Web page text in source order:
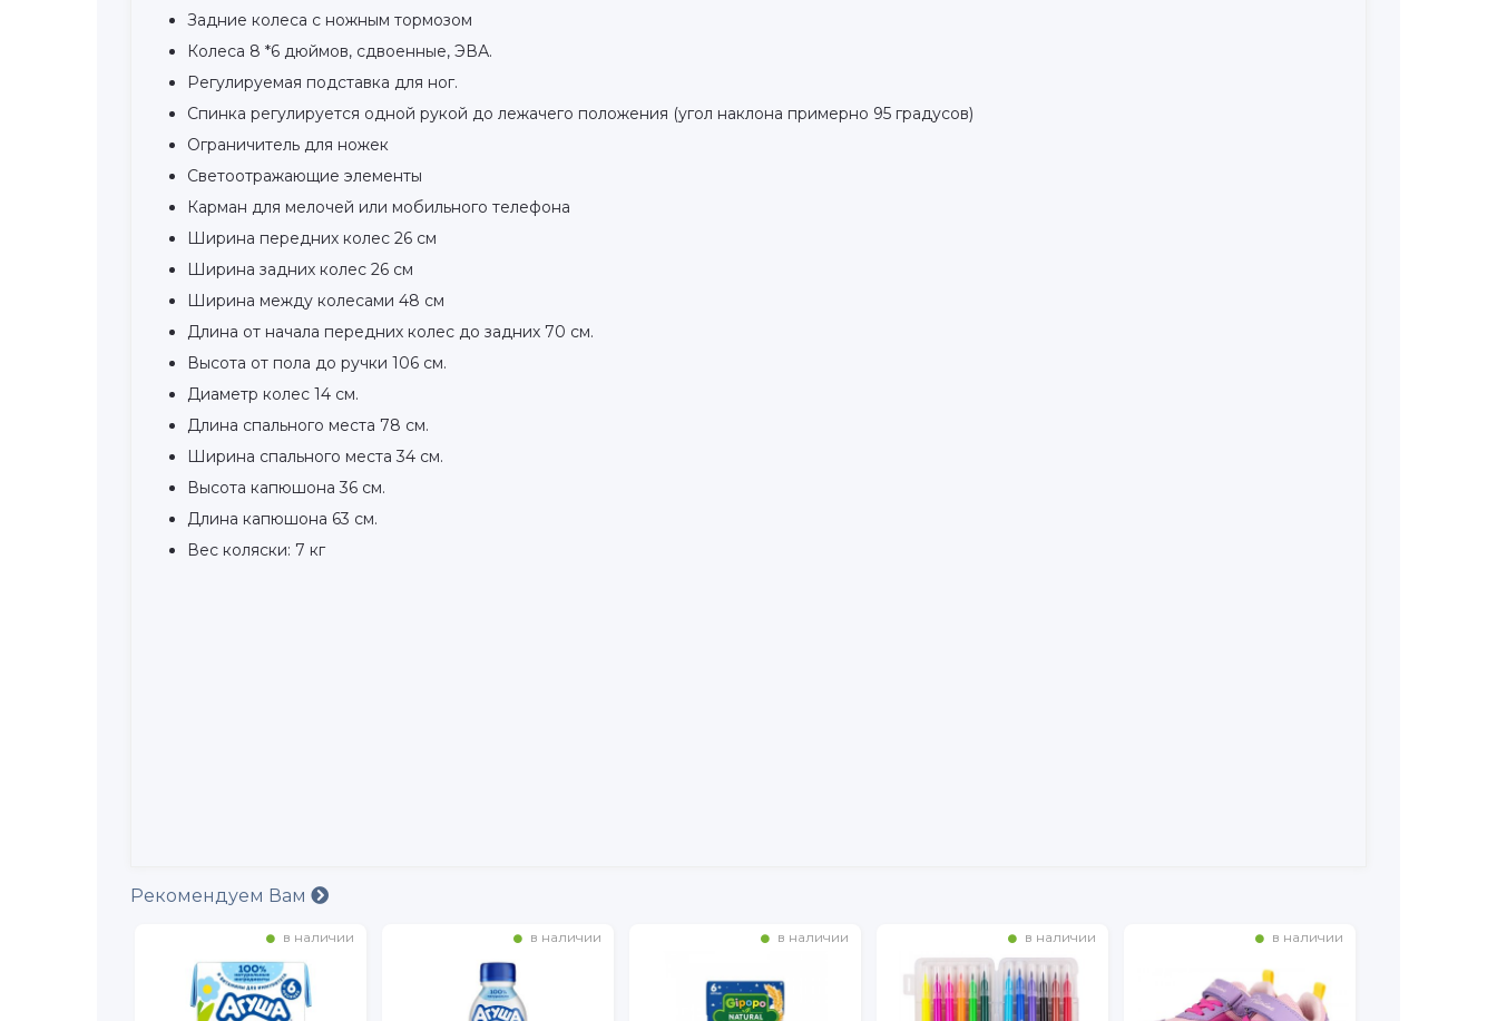
Задние колеса с ножным тормозом
Колеса 8 *6 дюймов, сдвоенные, ЭВА.
Регулируемая подставка для ног.
Спинка регулируется одной рукой до лежачего положения (угол наклона примерно 95 градусов)
Ограничитель для ножек
Светоотражающие элементы
Карман для мелочей или мобильного телефона
Ширина передних колес 26 см
Ширина задних колес 26 см
Ширина между колесами 48 см
Длина от начала передних колес до задних 70 см.
Высота от пола до ручки 106 см.
Диаметр колес 14 см.
Длина спального места 78 см.
Ширина спального места 34 см.
Высота капюшона 36 см.
Длина капюшона 63 см.
Вес коляски: 7 кг
Рекомендуем Вам
в наличии в наличии в наличии в наличии в наличии